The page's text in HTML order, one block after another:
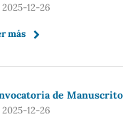
2025-12-26
más
de
2025-12-26